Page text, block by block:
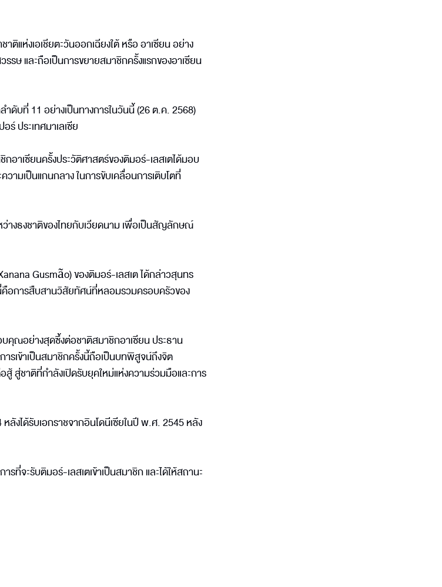
ติแห่งเอเชียตะวันออกเฉียงใต้ หรือ อาเซียน อย่าง
รษ และถือเป็นการขยายสมาชิกครั้งแรกของอาเซียน
ดับที่ 11 อย่างเป็นทางการในวันนี้ (26 ต.ค. 2568)
ประเทศมาเลเซีย
อาเซียนครั้งประวัติศาสตร์ของติมอร์-เลสเตได้มอบ
ามเป็นแกนกลาง ในการขับเคลื่อนการเติบโตที่
ว่างธงชาติของไทยกับเวียดนาม เพื่อเป็นสัญลักษณ์
Gusmão) ของติมอร์-เลสเต ได้กล่าวสุนทร
อการสืบสานวิสัยทัศน์ที่หลอมรวมครอบครัวของ
บคุณอย่างสุดซึ้งต่อชาติสมาชิกอาเซียน ประธาน
ารเข้าเป็นสมาชิกครั้งนี้ถือเป็นบทพิสูจน์ถึงจิต
สู่ชาติที่กำลังเปิดรับยุคใหม่แห่งความร่วมมือและการ
ลังได้รับเอกราชจากอินโดนีเซียในปี พ.ศ. 2545 หลัง
จะรับติมอร์-เลสเตเข้าเป็นสมาชิก และได้ให้สถานะ